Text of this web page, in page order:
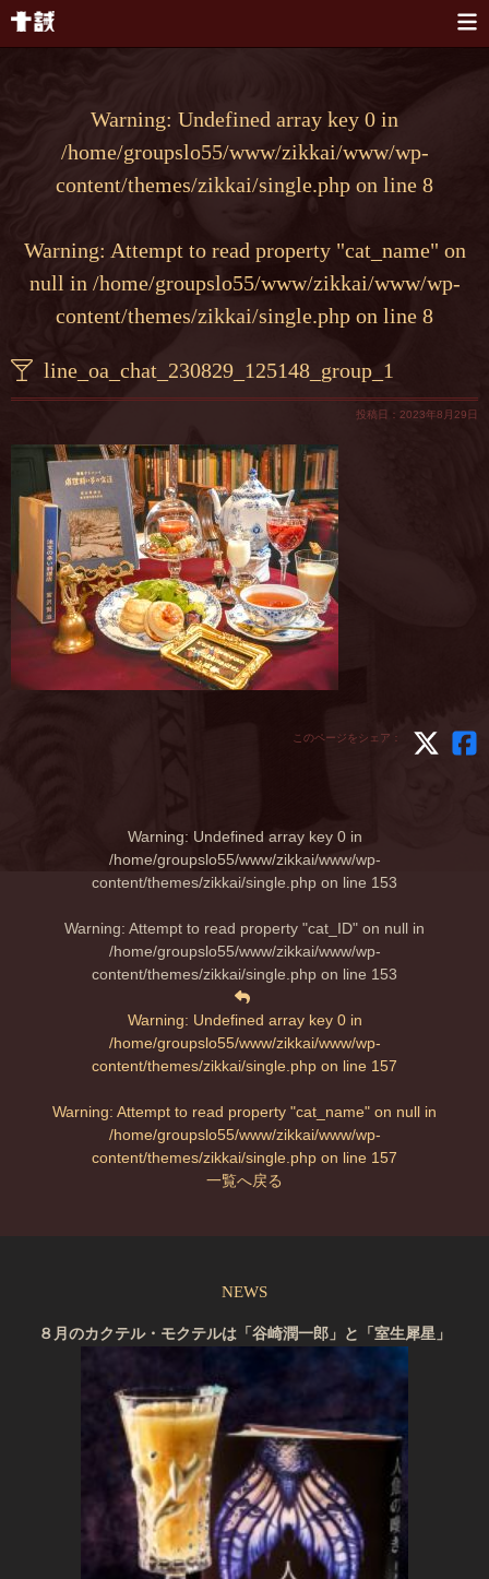
Warning: Undefined array key 0 in
/home/groupslo55/www/zikkai/www/wp-
content/themes/zikkai/single.php on line 8
Warning: Attempt to read property "cat_name" on
null in /home/groupslo55/www/zikkai/www/wp-
content/themes/zikkai/single.php on line 8
line_oa_chat_230829_125148_group_1
投稿日：2023年8月29日
このページをシェア：
Warning: Undefined array key 0 in
/home/groupslo55/www/zikkai/www/wp-
content/themes/zikkai/single.php on line 153
Warning: Attempt to read property "cat_ID" on null in
/home/groupslo55/www/zikkai/www/wp-
content/themes/zikkai/single.php on line 153
Warning: Undefined array key 0 in
/home/groupslo55/www/zikkai/www/wp-
content/themes/zikkai/single.php on line 157
Warning: Attempt to read property "cat_name" on null in
/home/groupslo55/www/zikkai/www/wp-
content/themes/zikkai/single.php on line 157
一覧へ戻る
NEWS
８月のカクテル・モクテルは「谷崎潤一郎」と「室生犀星」